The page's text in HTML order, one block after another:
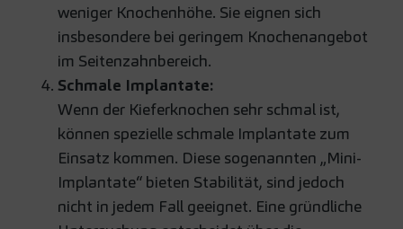
weniger Knochenhöhe. Sie eignen sich
insbesondere bei geringem Knochenangebot
im Seitenzahnbereich.
Schmale Implantate:
Wenn der Kieferknochen sehr schmal ist,
können spezielle schmale Implantate zum
Einsatz kommen. Diese sogenannten „Mini-
Implantate“ bieten Stabilität, sind jedoch
nicht in jedem Fall geeignet. Eine gründliche